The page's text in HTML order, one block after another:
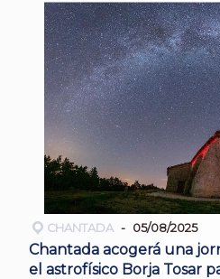
CHANTADA 05/08/2025
Chantada acogerá una
el astrofísico Borja Tosar